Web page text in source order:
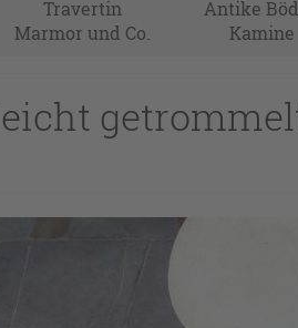
Travertin
Marmor und Co.
Antike
Kamine